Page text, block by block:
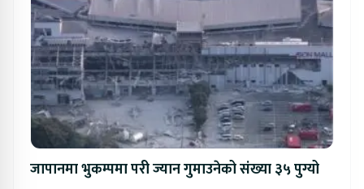
जापानमा भुकम्पमा परी ज्यान गुमाउनेको संख्या ३५ पुग्यो